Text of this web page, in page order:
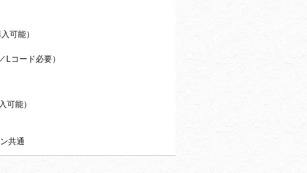
可能）
コード必要）
可能）
共通